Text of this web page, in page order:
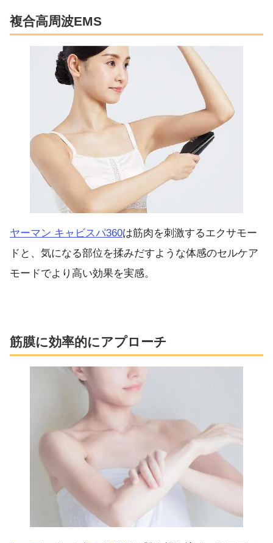
複合高周波EMS
ヤーマン キャビスパ360は筋肉を刺激するエクサモー
ドと、気になる部位を揉みだすような体感のセルケア
モードでより高い効果を実感。
筋膜に効率的にアプローチ